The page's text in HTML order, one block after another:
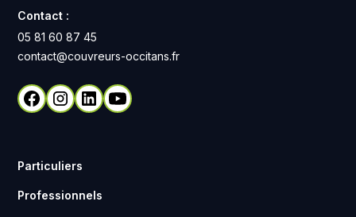
Contact :
05 81 60 87 45
contact@couvreurs-occitans.fr
Particuliers
Professionnels